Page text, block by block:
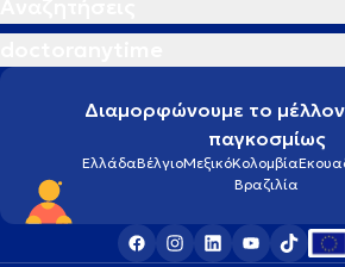
Διαμορφώνουμε το μέλλον
παγκοσμίως
ΕλλάδαΒέλγιοΜεξικόΚολομβία
Βραζιλία